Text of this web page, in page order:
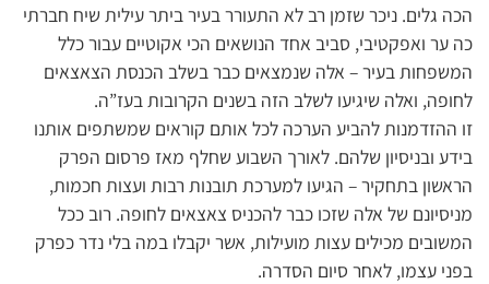
הכה גלים. ניכר שזמן רב לא התעורר בעיר ביתר עילית שיח חברתי
כה ער ואפקטיבי, סביב אחד הנושאים הכי אקוטיים עבור כלל
המשפחות בעיר – אלה שנמצאים כבר בשלב הכנסת הצאצאים
לחופה, ואלה שיגיעו לשלב הזה בשנים הקרובות בעז”ה.
זו ההזדמנות להביע הערכה לכל אותם קוראים שמשתפים אותנו
בידע ובניסיון שלהם. לאורך השבוע שחלף מאז פרסום הפרק
הראשון בתחקיר – הגיעו למערכת תובנות רבות ועצות חכמות,
מניסיונם של אלה שזכו כבר להכניס צאצאים לחופה. רוב ככל
המשובים מכילים עצות מועילות, אשר יקבלו במה בלי נדר כפרק
בפני עצמו, לאחר סיום הסדרה.